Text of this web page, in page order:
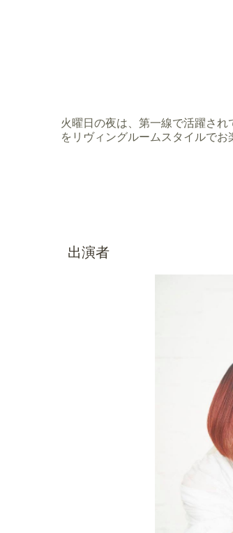
火曜日の夜は、第一線で活躍さ
をリヴィングルームスタイルでお
出演者